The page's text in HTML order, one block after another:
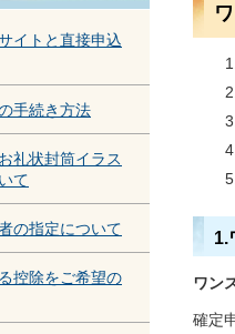
イトと直接申込
手続き方法
礼状封筒イラス
て
の指定について
控除をご希望の
1.
ワン
確定